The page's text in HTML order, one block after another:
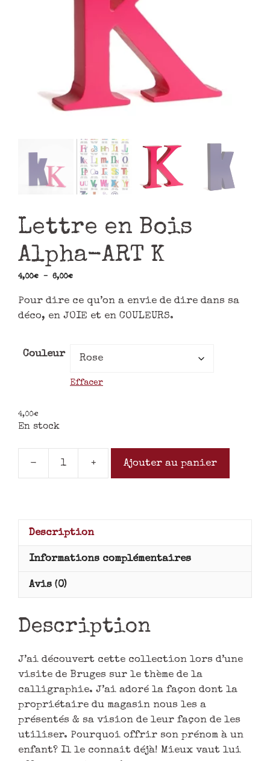
Lettre en Bois
Alpha-ART K
4,00€ – 6,00€
Pour dire ce qu’on a envie de dire dans sa
déco, en JOIE et en COULEURS.
Couleur
Effacer
4,00€
En stock
- + Ajouter au panier
Description
Informations complémentaires
Avis (0)
Description
J’ai découvert cette collection lors d’une
visite de Bruges sur le thème de la
calligraphie. J’ai adoré la façon dont la
propriétaire du magasin nous les a
présentés & sa vision de leur façon de les
utiliser. Pourquoi offrir son prénom à un
enfant? Il le connait déjà! Mieux vaut lui